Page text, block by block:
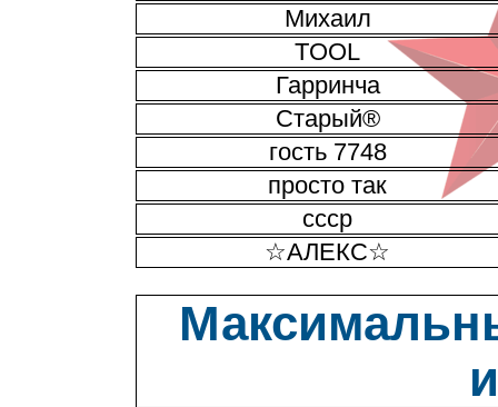
Михаил
TOOL
Гарринча
Старый®
гость 7748
просто так
ссср
☆АЛЕКС☆